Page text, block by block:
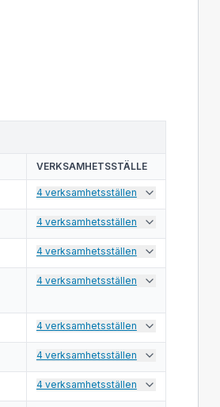
VERKSAMHETSSTÄLLE
4 verksamhetsställen
4 verksamhetsställen
4 verksamhetsställen
4 verksamhetsställen
4 verksamhetsställen
4 verksamhetsställen
4 verksamhetsställen